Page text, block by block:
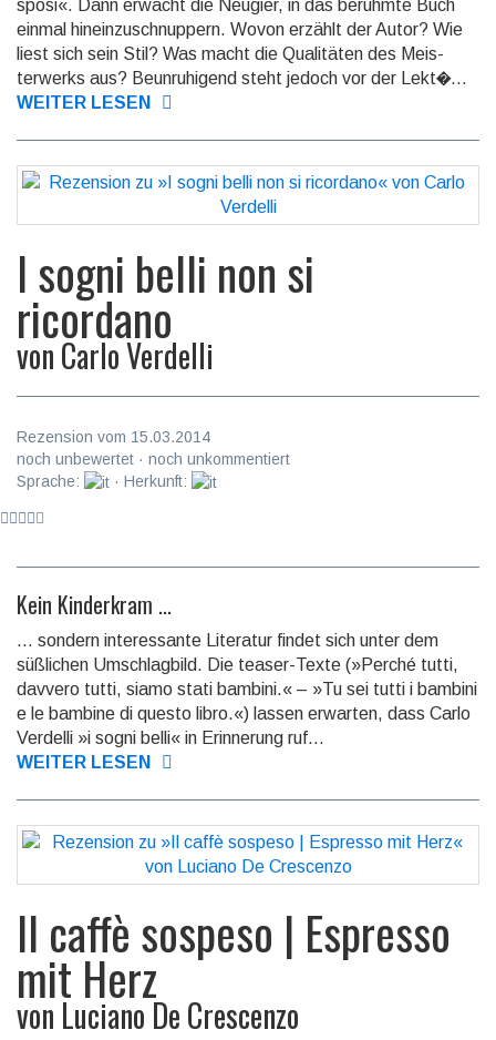
sposi«. Dann erwacht die Neugier, in das berühmte Buch
einmal hin­einzuschnuppern. Wovon erzählt der Autor? Wie
liest sich sein Stil? Was macht die Qualitäten des Meis­
terwerks aus? Beunruhigend steht jedoch vor der Lekt�...
WEITER LESEN
I sogni belli non si
ricordano
vonCarlo Verdelli
Rezension vom 15.03.2014
noch unbewertet · noch unkommentiert
Sprache:
· Herkunft:
Kein Kinderkram ...
... sondern interessante Literatur findet sich unter dem
süßlichen Umschlagbild. Die teaser-Texte (»Perché tutti,
davvero tutti, siamo stati bambini.« – »Tu sei tutti i bambini
e le bambine di questo libro.«) lassen er­warten, dass Carlo
Ver­del­li »i sogni belli« in Erinnerung ruf...
WEITER LESEN
Il caffè sospeso | Espresso
mit Herz
von Luciano De Crescenzo